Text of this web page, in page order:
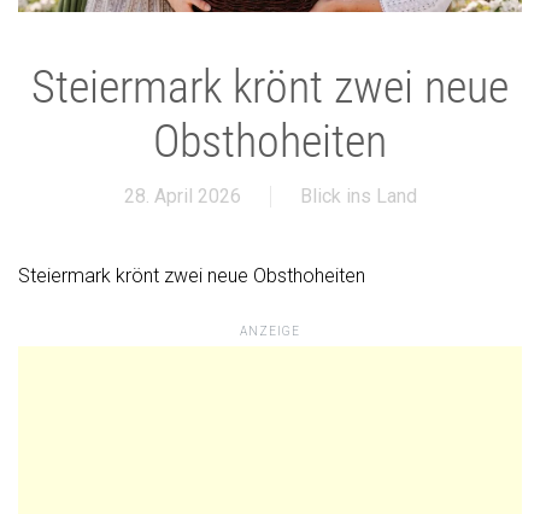
Steiermark krönt zwei neue
Obsthoheiten
28. April 2026 Blick ins Land
Steiermark krönt zwei neue Obsthoheiten
ANZEIGE